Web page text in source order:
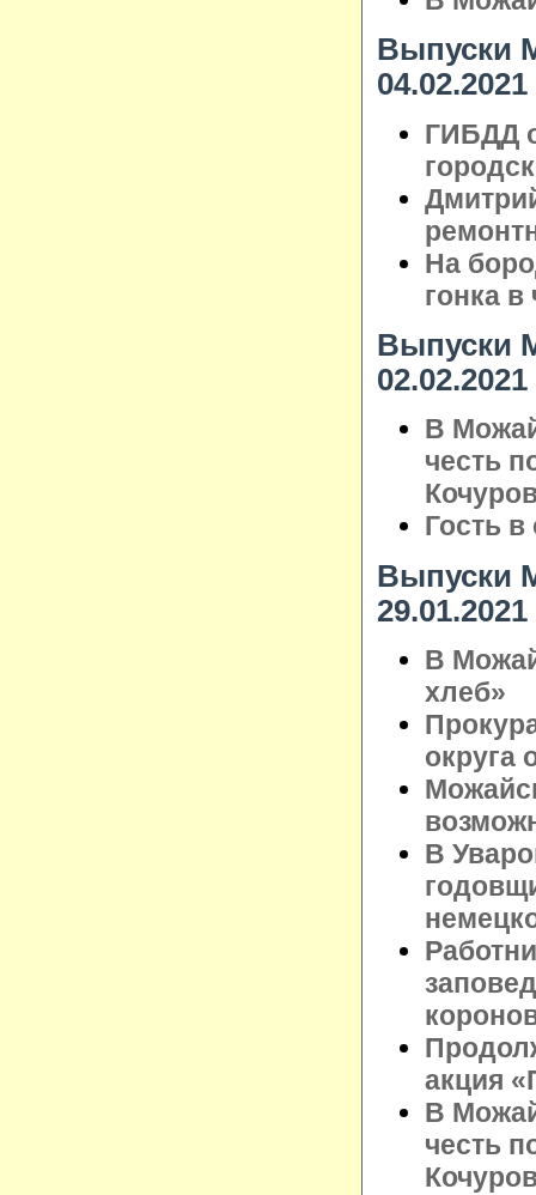
Выпуски
04.02.2021
ГИБДД
На
гонка
Выпуски
02.02.2021
В
честь
Гость
Выпуски
29.01.2021
В
хлеб»
округа
В
акция
В
честь